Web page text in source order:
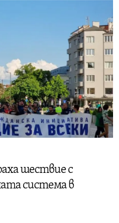
шествие с
система в